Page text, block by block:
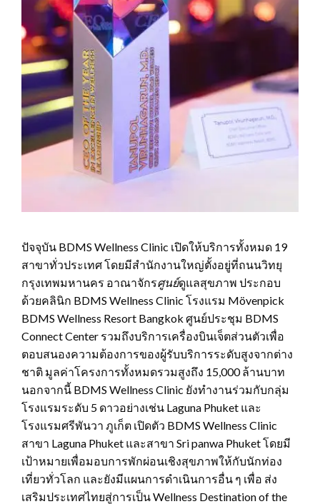
ปัจจุบัน BDMS Wellness Clinic เปิดให้บริการทั้งหมด 19
สาขาทั่วประเทศ โดยมีสำนักงานใหญ่ตั้งอยู่ที่ถนนวิทยุ
กรุงเทพมหานคร อาณาจักรศูนย์ดูแลสุขภาพ ประกอบ
ด้วยคลินิก BDMS Wellness Clinic โรงแรม Mövenpick
BDMS Wellness Resort Bangkok ศูนย์ประชุม BDMS
Connect Center รวมถึงบริการเครื่องบินเจ็ตส่วนตัวเพื่อ
ตอบสนองความต้องการของผู้รับบริการระดับสูงจากต่าง
ชาติ มูลค่าโครงการทั้งหมดรวมสูงถึง 15,000 ล้านบาท
นอกจากนี้ BDMS Wellness Clinic ยังทำงานร่วมกับกลุ่ม
โรงแรมระดับ 5 ดาวอย่างเช่น Laguna Phuket และ
โรงแรมศรีพันวา ภูเก็ต เปิดตัว BDMS Wellness Clinic
สาขา Laguna Phuket และสาขา Sri panwa Phuket โดยมี
เป้าหมายเพื่อมอบการพักผ่อนเชิงสุขภาพให้กับนักท่อง
เที่ยวทั่วโลก และยังมีแผนการดำเนินการอื่น ๆ เพื่อ ส่ง
เสริมประเทศไทยสู่การเป็น Wellness Destination of the